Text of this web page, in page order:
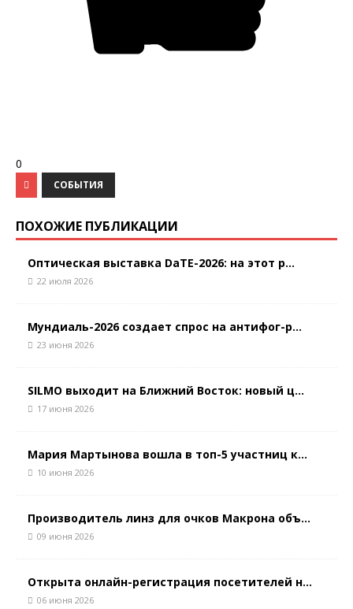
0
СОБЫТИЯ
ПОХОЖИЕ ПУБЛИКАЦИИ
Оптическая выставка DaTE-2026: на этот р...
22 июля 2026
Мундиаль-2026 создает спрос на антифог-р...
23 июня 2026
SILMO выходит на Ближний Восток: новый ц...
17 июня 2026
Мария Мартынова вошла в топ-5 участниц к...
10 июня 2026
Производитель линз для очков Макрона объ...
09 июня 2026
Открыта онлайн-регистрация посетителей н...
06 июня 2026